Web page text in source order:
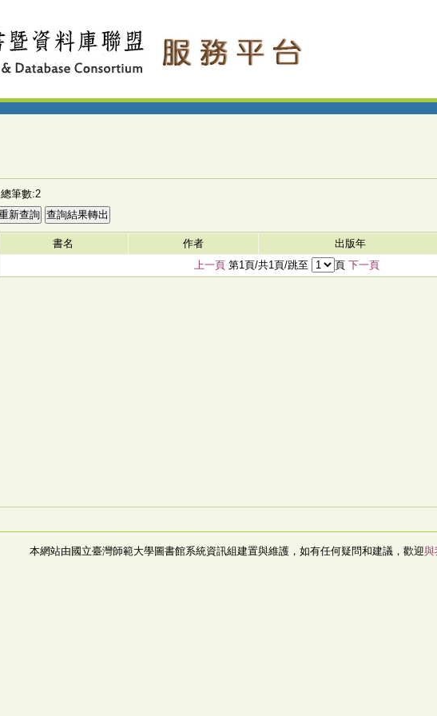
總筆數:2
書名 作者 出版年
上一頁第1頁/共1頁/跳至 頁 下一頁
本網站由國立臺灣師範大學圖書館系統資訊組建置與維護，如有任何疑問和建議，歡迎與